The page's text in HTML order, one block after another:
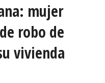
mujer
robo de
vivienda